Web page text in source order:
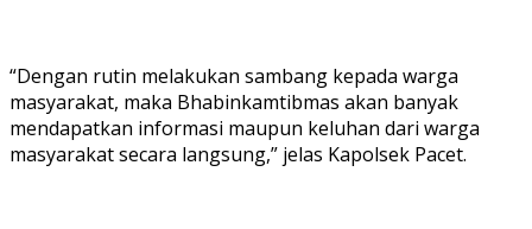
“Dengan rutin melakukan sambang kepada warga
masyarakat, maka Bhabinkamtibmas akan banyak
mendapatkan informasi maupun keluhan dari warga
masyarakat secara langsung,” jelas Kapolsek Pacet.